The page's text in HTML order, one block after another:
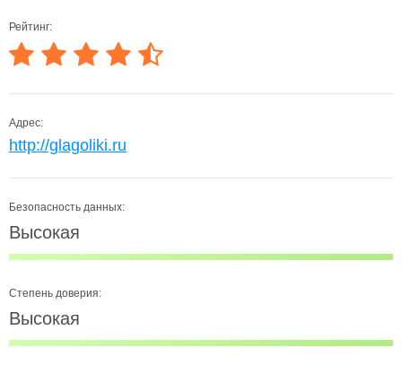
Рейтинг:
Адрес:
http://glagoliki.ru
Безопасность данных:
Высокая
Степень доверия:
Высокая